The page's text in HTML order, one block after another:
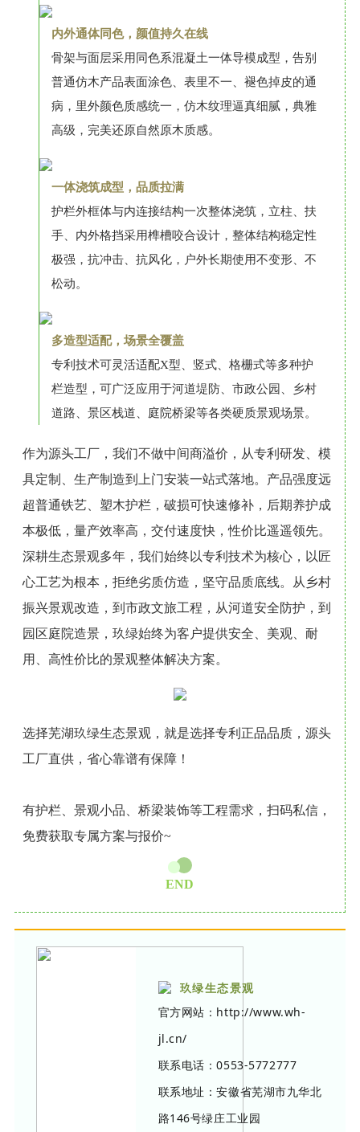
内外通体同色，颜值持久在线
骨架与面层采用同色系混凝土一体导模成型，告别
普通仿木产品表面涂色、表里不一、褪色掉皮的通
病，里外颜色质感统一，仿木纹理逼真细腻，典雅
高级，完美还原自然原木质感。
一体浇筑成型，品质拉满
护栏外框体与内连接结构一次整体浇筑，立柱、扶
手、内外格挡采用榫槽咬合设计，整体结构稳定性
极强，抗冲击、抗风化，户外长期使用不变形、不
松动。
多造型适配，场景全覆盖
专利技术可灵活适配X型、竖式、格栅式等多种护
栏造型，可广泛应用于河道堤防、市政公园、乡村
道路、景区栈道、庭院桥梁等各类硬质景观场景。
作为源头工厂，我们不做中间商溢价，从专利研发、模
具定制、生产制造到上门安装一站式落地。产品强度远
超普通铁艺、塑木护栏，破损可快速修补，后期养护成
本极低，量产效率高，交付速度快，性价比遥遥领先。
深耕生态景观多年，我们始终以专利技术为核心，以匠
心工艺为根本，拒绝劣质仿造，坚守品质底线。从乡村
振兴景观改造，到市政文旅工程，从河道安全防护，到
园区庭院造景，玖绿始终为客户提供安全、美观、耐
用、高性价比的景观整体解决方案。
选择芜湖玖绿生态景观，就是选择专利正品品质，源头
工厂直供，省心靠谱有保障！
有护栏、景观小品、桥梁装饰等工程需求，扫码私信，
免费获取专属方案与报价~
END
玖绿生态景观
官方网站：http://www.wh-
jl.cn/
联系电话：0553-5772777
联系地址：安徽省芜湖市九华北
路146号绿庄工业园